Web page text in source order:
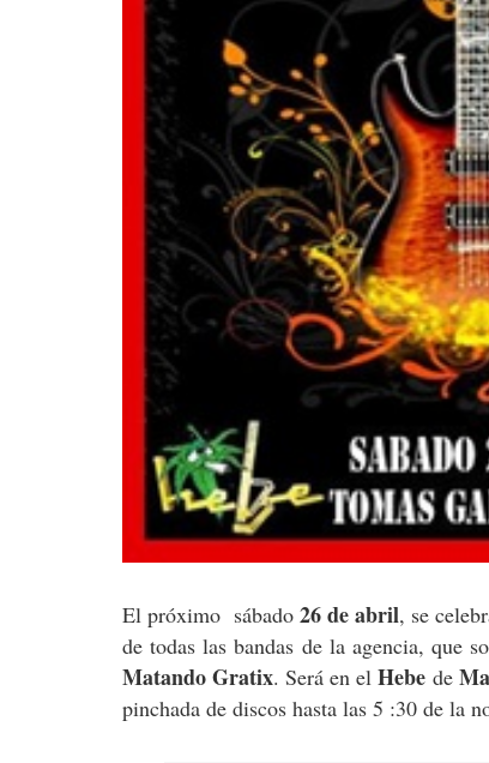
El próximo sábado 26 de abril, se
de todas las bandas de la agencia, que
Matando Gratix. Será en elHebe de
pinchada de discos hasta las 5 :30 de la